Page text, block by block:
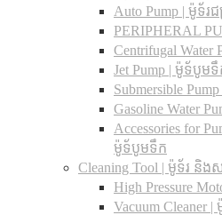
Auto Pump | ម៉ូទ័រ
PERIPHERAL
Centrifugal
Jet Pump | ម៉ូទ័បូម
Submersible
Gasoline Water
Accessories for
ម៉ូទ័បូមទឹក
Cleaning Tool | ម៉ូទ័រ និងស
High Pressure
Vacuum Cleaner